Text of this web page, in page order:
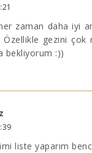
zaman daha iyi
gezini çok
bekliyorum :))
liste yaparım